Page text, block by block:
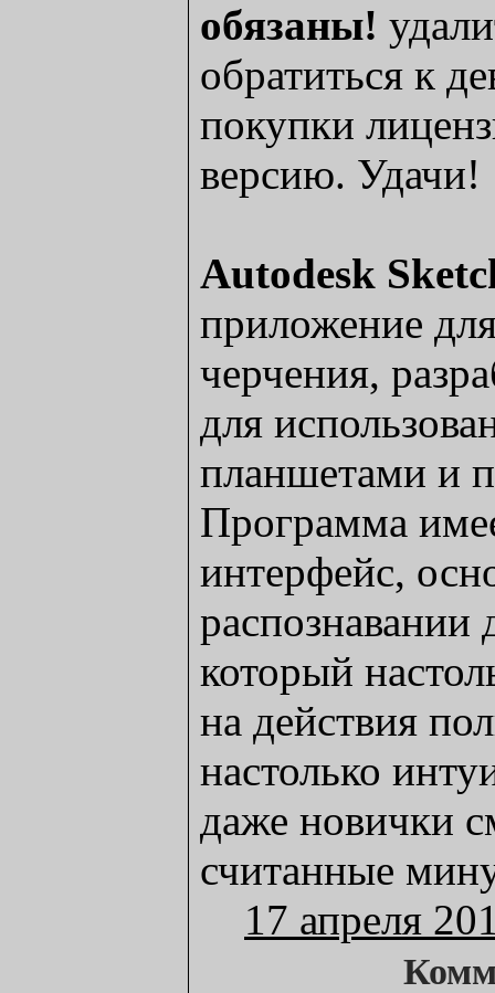
обязаны!
обратиться к
покупки
версию. Удачи!
Autodesk
приложение
черчения,
для
планшетами и
Программа
интерфейс,
который
на действия
настолько
даже новички
считанные
17 апреля